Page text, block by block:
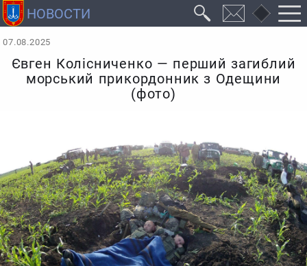
07.08.2025
Євген Колісниченко — перший загиблий
морський прикордонник з Одещини
(фото)